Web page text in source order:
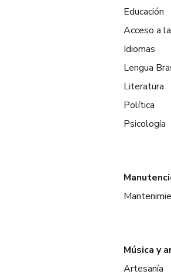
Educación
Acceso a
Idiomas
Lengua
Literatura
Política
Psicología
Música y
Artesanía